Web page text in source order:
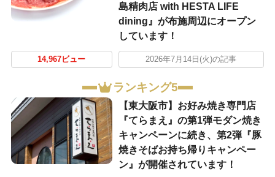
島精肉店 with HESTA LIFE
dining』が布施周辺にオープン
しています！
14,967ビュー 2026年7月14日(火)の記事
ランキング5
【東大阪市】お好み焼き専門店
『てらまえ』の第1弾モダン焼き
キャンペーンに続き、第2弾『豚
焼きそばお持ち帰りキャンペー
ン』が開催されています！